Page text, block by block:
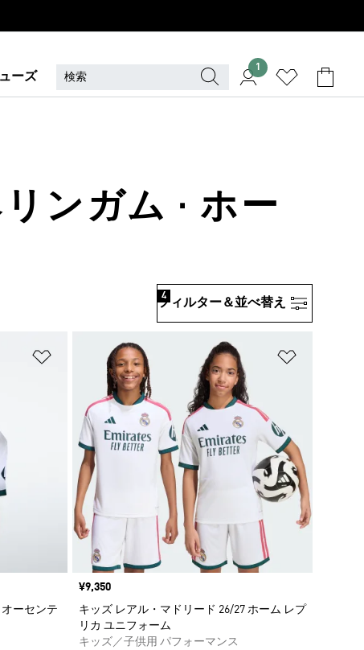
ーズ
1
ンガム · ホー
フィルター＆並べ替え
4
ほしいものリストに追加
ーセンテ
価格
¥9,350
キッズ レアル・マドリード 26/27 ホーム レプ
リカ ユニフォーム
キッズ／子供用 パフォーマンス